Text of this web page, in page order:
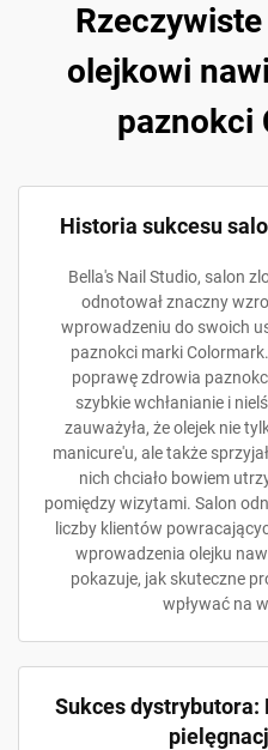
olejkowi
paznokci
Historia sukcesu
Bella's Nail Studio, salon
odnotował znaczny
wprowadzeniu do swoich
paznokci marki
poprawę zdrowia
szybkie wchłanianie i
zauważyła, że olejek nie
manicure'u, ale także
nich chciało bowiem
pomiędzy wizytami. Salon
liczby klientów
wprowadzenia olejku
pokazuje, jak skuteczne
wpływać na
Sukces dystrybutora: